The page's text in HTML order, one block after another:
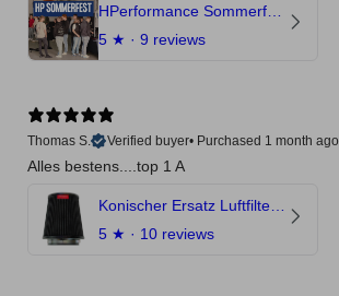
5 ★ · 9 reviews
Thomas S.
Verified buyer• Purchased 1 month ago
Alles bestens....top 1 A
5 ★ · 10 reviews